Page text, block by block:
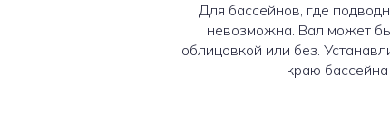
Для бассейнов, где
невозможна. Вал может
облицовкой или без.
краю